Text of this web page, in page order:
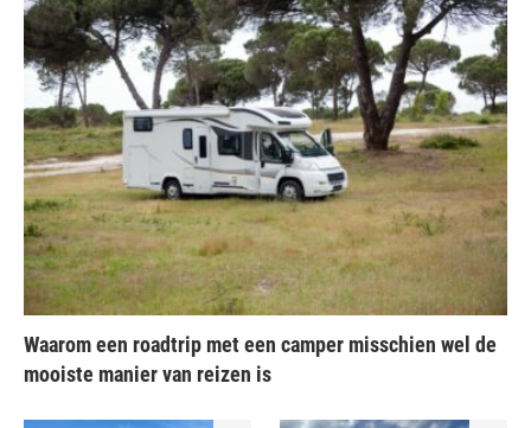
Waarom een roadtrip met een camper misschien wel de
mooiste manier van reizen is